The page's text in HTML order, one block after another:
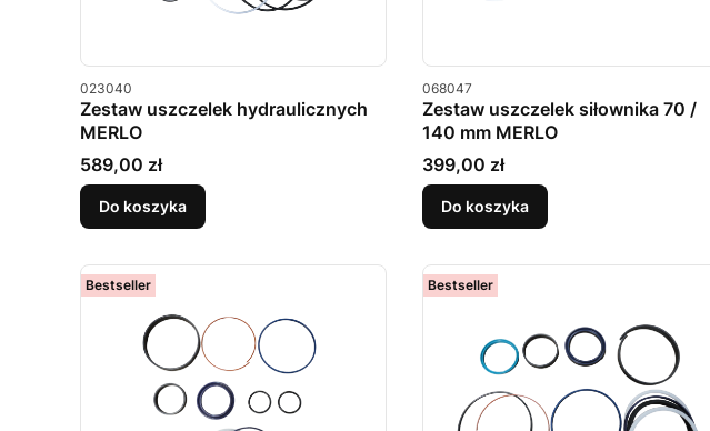
Kod produktu
023040
Zestaw uszczelek hydraulicznych
MERLO
Cena
589,00 zł
Do koszyka
Kod produktu
068047
Zestaw uszczelek siłownika 70 /
140 mm MERLO
Cena
399,00 zł
Do koszyka
Bestseller Bestseller